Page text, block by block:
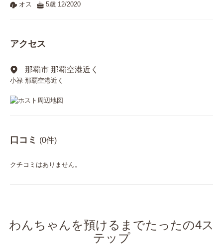
オス 5歳 12/2020
アクセス
那覇市 那覇空港近く
小禄 那覇空港近く
口コミ (0件)
クチコミはありません。
わんちゃんを預けるまでたったの4ス
テップ